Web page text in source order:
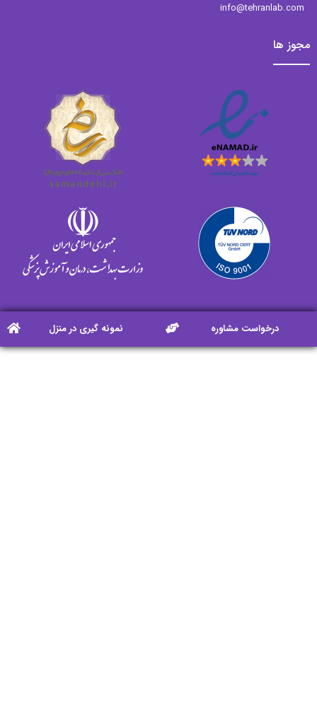
درخواست مشاوره نمونه گیری در منزل